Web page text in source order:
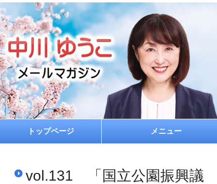
トップページ メニュー
プロフィール
vol.131 「国立公園振興議